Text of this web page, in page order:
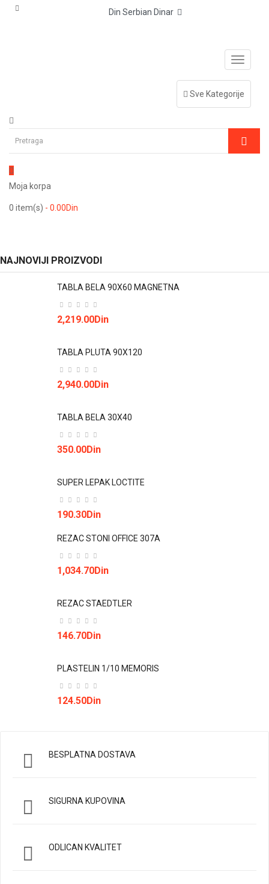
Sve Kategorije
Moja korpa
0 item(s) - 0.00Din
NAJNOVIJI PROIZVODI
TABLA BELA 90X60 MAGNETNA
2,219.00Din
TABLA PLUTA 90X120
2,940.00Din
TABLA BELA 30X40
350.00Din
SUPER LEPAK LOCTITE
190.30Din
REZAC STONI OFFICE 307A
1,034.70Din
REZAC STAEDTLER
146.70Din
PLASTELIN 1/10 MEMORIS
124.50Din
BESPLATNA DOSTAVA
SIGURNA KUPOVINA
ODLICAN KVALITET